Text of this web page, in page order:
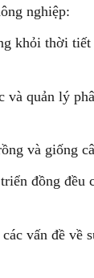
nghiệp:
khỏi thời tiết
và quản lý
và giống
đồng đều
vấn đề về